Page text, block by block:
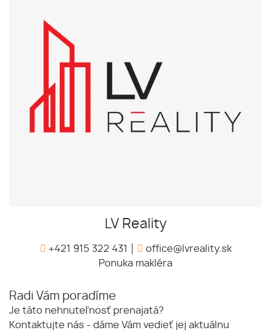
LV Reality
+421 915 322 431
office@lvreality.sk
Ponuka makléra
Radi Vám poradíme
Je táto nehnuteľnosť prenajatá?
Kontaktujte nás - dáme Vám vedieť jej aktuálnu